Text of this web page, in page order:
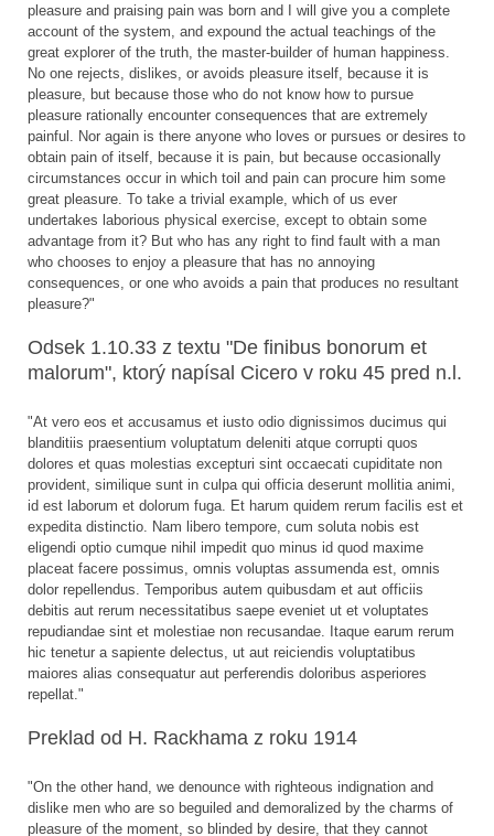
pleasure and praising pain was born and I will give you a complete
account of the system, and expound the actual teachings of the
great explorer of the truth, the master-builder of human happiness.
No one rejects, dislikes, or avoids pleasure itself, because it is
pleasure, but because those who do not know how to pursue
pleasure rationally encounter consequences that are extremely
painful. Nor again is there anyone who loves or pursues or desires to
obtain pain of itself, because it is pain, but because occasionally
circumstances occur in which toil and pain can procure him some
great pleasure. To take a trivial example, which of us ever
undertakes laborious physical exercise, except to obtain some
advantage from it? But who has any right to find fault with a man
who chooses to enjoy a pleasure that has no annoying
consequences, or one who avoids a pain that produces no resultant
pleasure?"
Odsek 1.10.33 z textu "De finibus bonorum et
malorum", ktorý napísal Cicero v roku 45 pred n.l.
"At vero eos et accusamus et iusto odio dignissimos ducimus qui
blanditiis praesentium voluptatum deleniti atque corrupti quos
dolores et quas molestias excepturi sint occaecati cupiditate non
provident, similique sunt in culpa qui officia deserunt mollitia animi,
id est laborum et dolorum fuga. Et harum quidem rerum facilis est et
expedita distinctio. Nam libero tempore, cum soluta nobis est
eligendi optio cumque nihil impedit quo minus id quod maxime
placeat facere possimus, omnis voluptas assumenda est, omnis
dolor repellendus. Temporibus autem quibusdam et aut officiis
debitis aut rerum necessitatibus saepe eveniet ut et voluptates
repudiandae sint et molestiae non recusandae. Itaque earum rerum
hic tenetur a sapiente delectus, ut aut reiciendis voluptatibus
maiores alias consequatur aut perferendis doloribus asperiores
repellat."
Preklad od H. Rackhama z roku 1914
"On the other hand, we denounce with righteous indignation and
dislike men who are so beguiled and demoralized by the charms of
pleasure of the moment, so blinded by desire, that they cannot